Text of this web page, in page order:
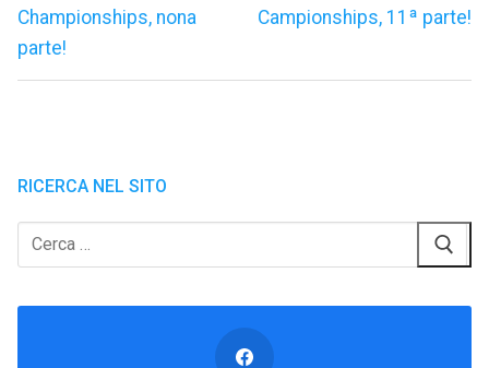
Championships, nona
parte!
Campionships, 11ª parte!
RICERCA NEL SITO
Cerca: